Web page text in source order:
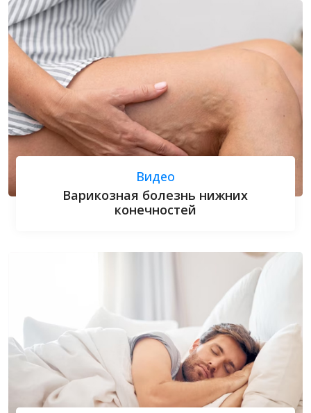
Видео
Варикозная болезнь нижних
конечностей